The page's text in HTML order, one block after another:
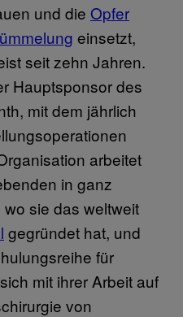
und die Opfer
einsetzt,
seit zehn Jahren.
Hauptsponsor des
mit dem jährlich
arbeitet
in ganz
sie das weltweit
gegründet hat, und
für
mit ihrer Arbeit auf
von